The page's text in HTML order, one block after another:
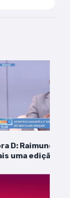
D: Raimundo
uma edição da